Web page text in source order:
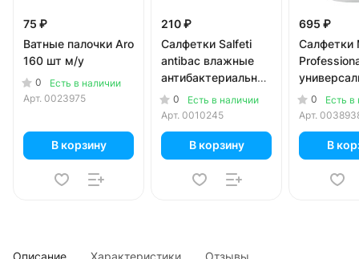
75 ₽
Ватные палочки Aro
160 шт м/у
0
Есть в наличии
Арт. 0023975
В корзину
210 ₽
Салфетки Salfeti
antibac влажные
антибактериальные
с клапаном 72шт
0
Есть в наличии
Арт. 0010245
В корзину
695 ₽
Салфетки
25x21 см
150 шт
0
Есть в
Арт.
В
Описание Характеристики Отзывы